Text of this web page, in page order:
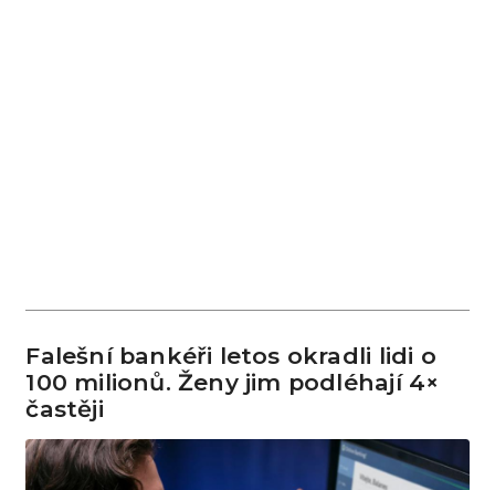
Falešní bankéři letos okradli lidi o
100 milionů. Ženy jim podléhají 4×
častěji